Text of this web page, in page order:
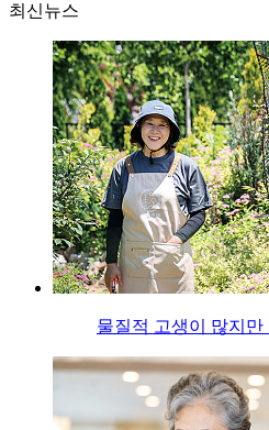
최신뉴스
물질적 고생이 많지